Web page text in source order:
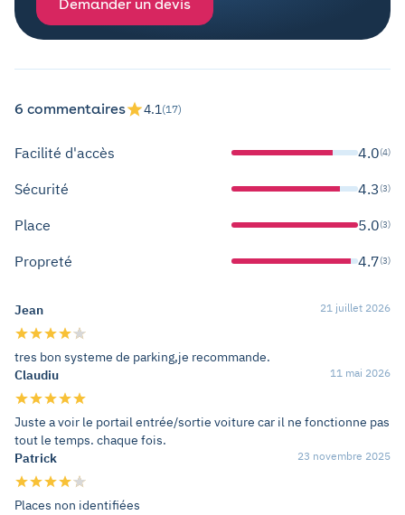
Demander un devis
6 commentaires 4.1(17)
Facilité d'accès 4.0(4)
Sécurité 4.3(3)
Place 5.0(3)
Propreté 4.7(3)
Jean 21 juillet 2026
tres bon systeme de parking,je recommande.
Claudiu
11 mai 2026
Juste a voir le portail entrée/sortie voiture car il ne fonctionne pas
tout le temps. chaque fois.
Patrick
23 novembre 2025
Places non identifiées